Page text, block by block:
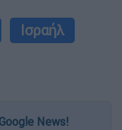
Ισραήλ
News!